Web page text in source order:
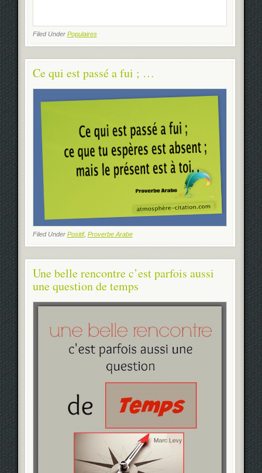
Filed Under Populaires
Ce qui est passé a fui ; …
Filed Under Positif, Proverbe Arabe
Une belle rencontre c’est parfois aussi
une question de temps